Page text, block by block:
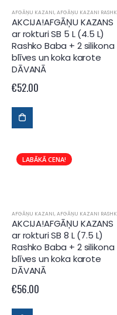
AFGĀŅU KAZANI, AFGĀŅU KAZANI RASHKO BABA
AKCIJA!AFGĀŅU KAZANS
ar rokturi SB 5 L (4.5 L)
Rashko Baba + 2 silikona
blīves un koka karote
DĀVANĀ
€52.00
LABĀKĀ CENA!
AFGĀŅU KAZANI, AFGĀŅU KAZANI RASHKO BABA
AKCIJA!AFGĀŅU KAZANS
ar rokturi SB 8 L (7.5 L)
Rashko Baba + 2 silikona
blīves un koka karote
DĀVANĀ
€56.00